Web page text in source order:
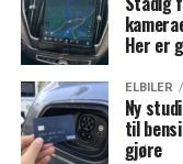
Her er
ELBILER
Ny
til
gjøre